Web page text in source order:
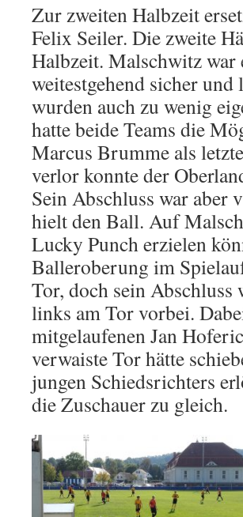
Zur zweiten Halbzeit
Felix Seiler. Die zweite
Halbzeit. Malschwitz war
weitestgehend sicher
wurden auch zu wenig
hatte beide Teams die
Marcus Brumme als
verlor konnte der
Sein Abschluss war aber
hielt den Ball. Auf
Lucky Punch erzielen
Balleroberung im
Tor, doch sein
links am Tor vorbei.
mitgelaufenen Jan
verwaiste Tor hätte
jungen Schiedsrichters
die Zuschauer zu gleich.